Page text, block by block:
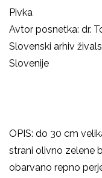
Pivka
Avtor posnetka: dr.
Slovenski arhiv
Slovenije
OPIS: do 30 cm
strani olivno zelene
obarvano repno